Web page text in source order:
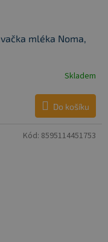
mléka Noma,
Skladem
Do košíku
Kód: 8595114451753